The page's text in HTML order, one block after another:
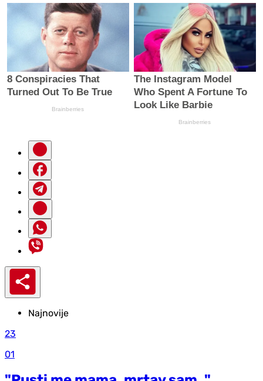
Najnovije
23
01